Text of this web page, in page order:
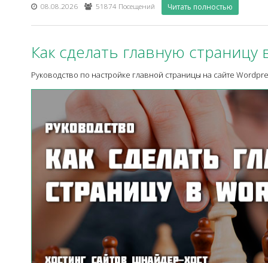
08.08.2026 51874 Посещений Читать полностью
Как сделать главную страницу
Руководство по настройке главной страницы на сайте